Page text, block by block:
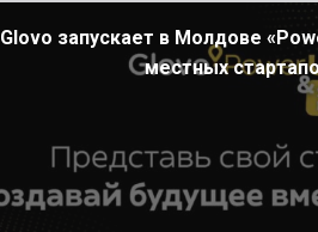
Glovo запускает в Молдове
местных